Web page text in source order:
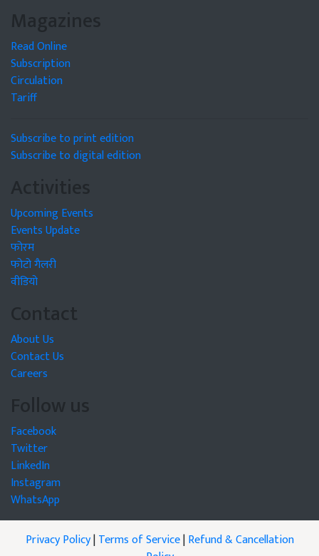
Magazines
Read Online
Subscription
Circulation
Tariff
Subscribe to print edition
Subscribe to digital edition
Activities
Upcoming Events
Events Update
फोरम
फोटो गैलरी
वीडियो
Contact
About Us
Contact Us
Careers
Follow us
Facebook
Twitter
LinkedIn
Instagram
WhatsApp
Privacy Policy|Terms of Service|Refund & Cancellation